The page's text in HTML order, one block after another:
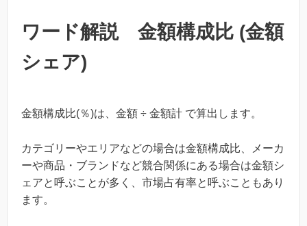
ワード解説 金額構成比 (金額
シェア)
金額構成比(％)は、金額 ÷ 金額計 で算出します。
カテゴリーやエリアなどの場合は金額構成比、メーカ
ーや商品・ブランドなど競合関係にある場合は金額シ
ェアと呼ぶことが多く、市場占有率と呼ぶこともあり
ます。